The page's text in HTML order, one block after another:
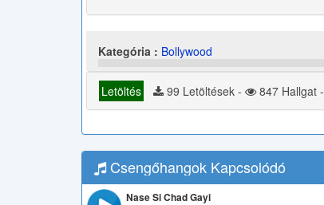
Kategória : Bollywood
Letöltés 99 Letöltések - 847 Hallgat -
Csengőhangok Kapcsolódó
Nase Si Chad Gayi